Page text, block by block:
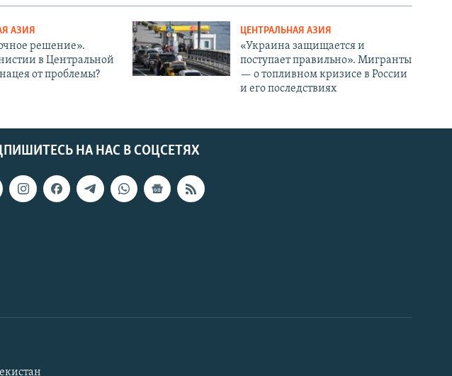
АЗИЯ
решение».
в Центральной
от проблемы?
ЦЕНТРАЛЬНАЯ АЗИЯ
«Украина защищается и
поступает правильно». Мигранты
— о топливном кризисе в России
и его последствиях
НА НАС В СОЦСЕТЯХ